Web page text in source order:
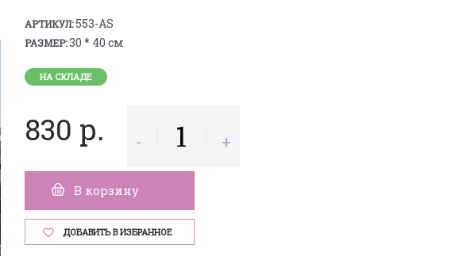
АРТИКУЛ:553-AS
РАЗМЕР:30 * 40 см
НА СКЛАДЕ
830 р. - +
В корзину
ДОБАВИТЬ В ИЗБРАННОЕ